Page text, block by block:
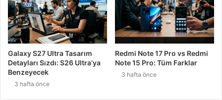
Galaxy S27 Ultra Tasarım
Detayları Sızdı: S26 Ultra’ya
Benzeyecek
3 hafta önce
Redmi Note 17 Pro vs Redmi
Note 15 Pro: Tüm Farklar
3 hafta önce